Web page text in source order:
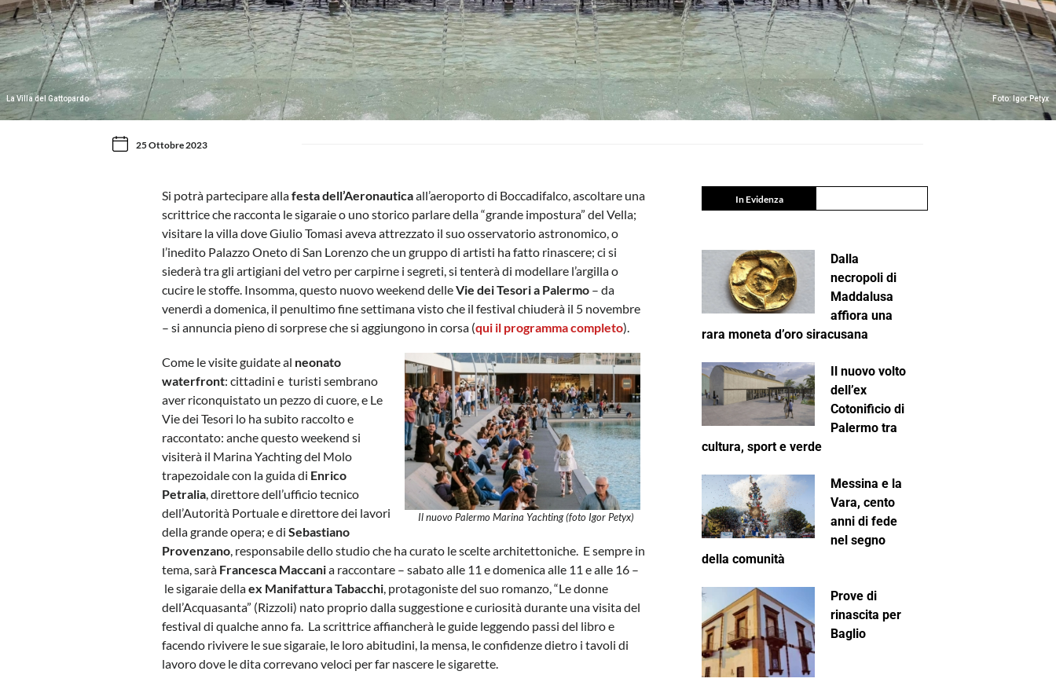
La Villa del Gattopardo Foto: Igor Petyx
25 Ottobre 2023
Si potrà partecipare allafesta dell’Aeronauticaall’aeroporto di Boccadifalco, ascoltare una
scrittrice che racconta le sigaraie o uno storico parlare della “grande impostura” del Vella;
visitare la villa dove Giulio Tomasi aveva attrezzato il suo osservatorio astronomico, o
l’inedito Palazzo Oneto di San Lorenzo che un gruppo di artisti ha fatto rinascere; ci si
siederà tra gli artigiani del vetro per carpirne i segreti, si tenterà di modellare l’argilla o
cucire le stoffe. Insomma, questo nuovo weekend delleVie dei Tesoria Palermo – da
venerdì a domenica, il penultimo fine settimana visto che il festival chiuderà il 5 novembre
– si annuncia pieno di sorprese che si aggiungono in corsa (qui il programma completo).
Il nuovo Palermo Marina Yachting (foto Igor Petyx)
Come le visite guidate al neonato
waterfront: cittadini e turisti sembrano
aver riconquistato un pezzo di cuore, e Le
Vie dei Tesori lo ha subito raccolto e
raccontato: anche questo weekend si
visiterà il Marina Yachting del Molo
trapezoidale con la guida di Enrico
Petralia , direttore dell’ufficio tecnico
dell’Autorità Portuale e direttore dei lavori
della grande opera; e diSebastiano
Provenzano , responsabile dello studio che ha curato le scelte architettoniche. E sempre in
tema, sarà Francesca Maccania raccontare – sabato alle 11 e domenica alle 11 e alle 16 –
le sigaraie dellaex Manifattura Tabacchi , protagoniste del suo romanzo, “Le donne
dell’Acquasanta” (Rizzoli) nato proprio dalla suggestione e curiosità durante una visita del
festival di qualche anno fa. La scrittrice affiancherà le guide leggendo passi del libro e
facendo rivivere le sue sigaraie, le loro abitudini, la mensa, le confidenze dietro i tavoli di
lavoro dove le dita correvano veloci per far nascere le sigarette.
In Evidenza
Dalla
necropoli di
Maddalusa
affiora una
rara moneta d’oro siracusana
Il nuovo volto
dell’ex
Cotonificio di
Palermo tra
cultura, sport e verde
Messina e la
Vara, cento
anni di fede
nel segno
della comunità
Prove di
rinascita per
Baglio